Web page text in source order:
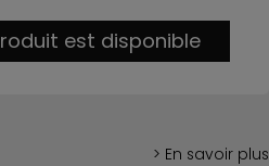
est disponible
> En savoir plus